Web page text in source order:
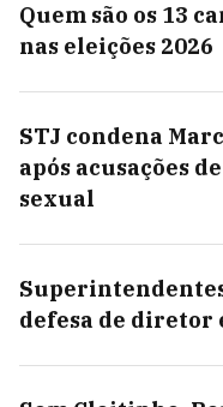
Quem são os 13
nas eleições 2026
STJ condena
após acusações
sexual
defesa de diretor